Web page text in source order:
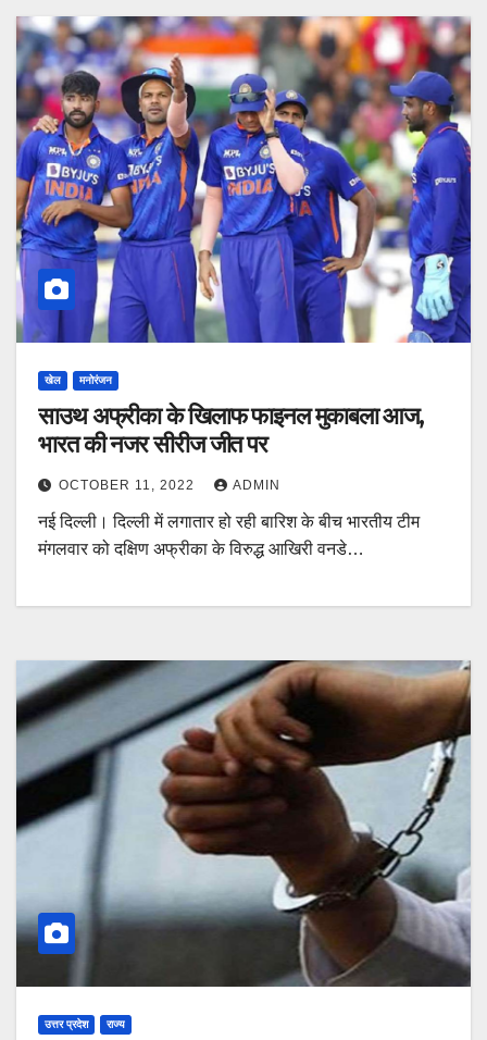
खेल मनोरंजन
साउथ अफ्रीका के खिलाफ फाइनल मुकाबला आज,
भारत की नजर सीरीज जीत पर
OCTOBER 11, 2022 ADMIN
नई दिल्ली। दिल्ली में लगातार हो रही बारिश के बीच भारतीय टीम
मंगलवार को दक्षिण अफ्रीका के विरुद्ध आखिरी वनडे…
उत्तर प्रदेश राज्य